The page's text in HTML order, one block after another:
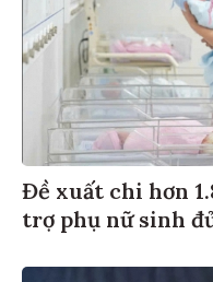
Đề xuất chi hơn
trợ phụ nữ sinh